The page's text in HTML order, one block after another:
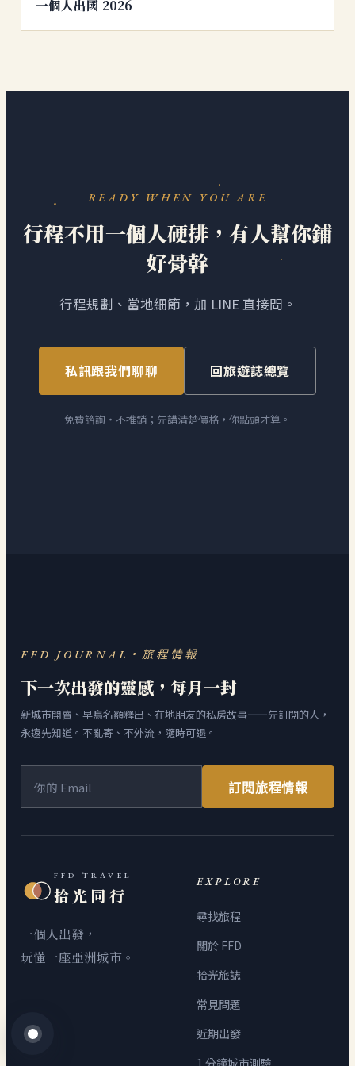
一個人出國 2026
READY WHEN YOU ARE
行程不用一個人硬排，有人幫你鋪
好骨幹
行程規劃、當地細節，加 LINE 直接問。
私訊跟我們聊聊 回旅遊誌總覽
免費諮詢・不推銷；先講清楚價格，你點頭才算。
FFD JOURNAL・旅程情報
下一次出發的靈感，每月一封
新城市開賣、早鳥名額釋出、在地朋友的私房故事——先訂閱的人，
永遠先知道。不亂寄、不外流，隨時可退。
訂閱旅程情報
FFD TRAVEL
拾光同行
一個人出發，
玩懂一座亞洲城市。
EXPLORE
尋找旅程
關於 FFD
拾光旅誌
常見問題
近期出發